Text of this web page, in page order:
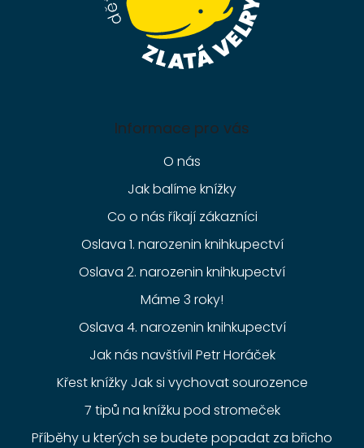
Informace pro vás
O nás
Jak balíme knížky
Co o nás říkají zákazníci
Oslava 1. narozenin knihkupectví
Oslava 2. narozenin knihkupectví
Máme 3 roky!
Oslava 4. narozenin knihkupectví
Jak nás navštívil Petr Horáček
Křest knížky Jak si vychovat sourozence
7 tipů na knížku pod stromeček
Příběhy u kterých se budete popadat za břicho